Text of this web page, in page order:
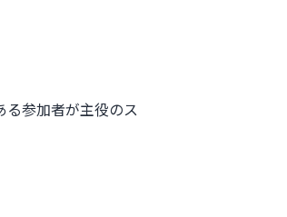
る参加者が主役のス